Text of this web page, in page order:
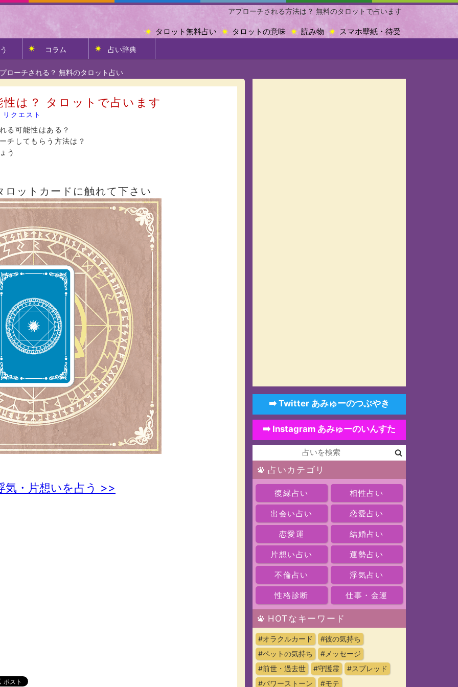
アプローチされる方法は？ 無料のタロットで占います
スマホ壁紙・待受
読み物
タロットの意味
タロット無料占い
コラム 占い辞典
ローチされる？ 無料のタロット占い
は？ タロットで占います
リクエスト
る可能性はある？
チしてもらう方法は？
う
ロットカードに触れて下さい
気・片想いを占う >>
➡️ Twitter あみゅーのつぶやき
➡️ Instagram あみゅーのいんすた
占いカテゴリ
復縁占い 相性占い
出会い占い 恋愛占い
恋愛運 結婚占い
片想い占い 運勢占い
不倫占い 浮気占い
性格診断 仕事・金運
HOTなキーワード
#オラクルカード
#彼の気持ち
#ペットの気持ち
#メッセージ
#前世・過去世
#守護霊
#スプレッド
#パワーストーン
#モテ